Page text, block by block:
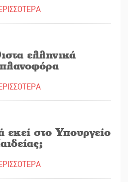
ελληνικά
εκεί στο Υπουργείο